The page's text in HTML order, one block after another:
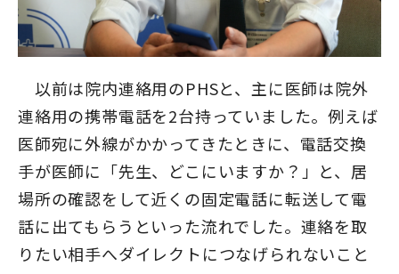
以前は院内連絡用のPHSと、主に医師は院外
連絡用の携帯電話を2台持っていました。例えば
医師宛に外線がかかってきたときに、電話交換
手が医師に「先生、どこにいますか？」と、居
場所の確認をして近くの固定電話に転送して電
話に出てもらうといった流れでした。連絡を取
りたい相手へダイレクトにつなげられないこと